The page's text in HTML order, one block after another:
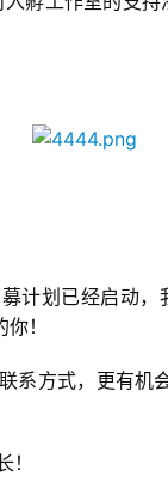
计划已经启动，
！
系方式，更有机
！